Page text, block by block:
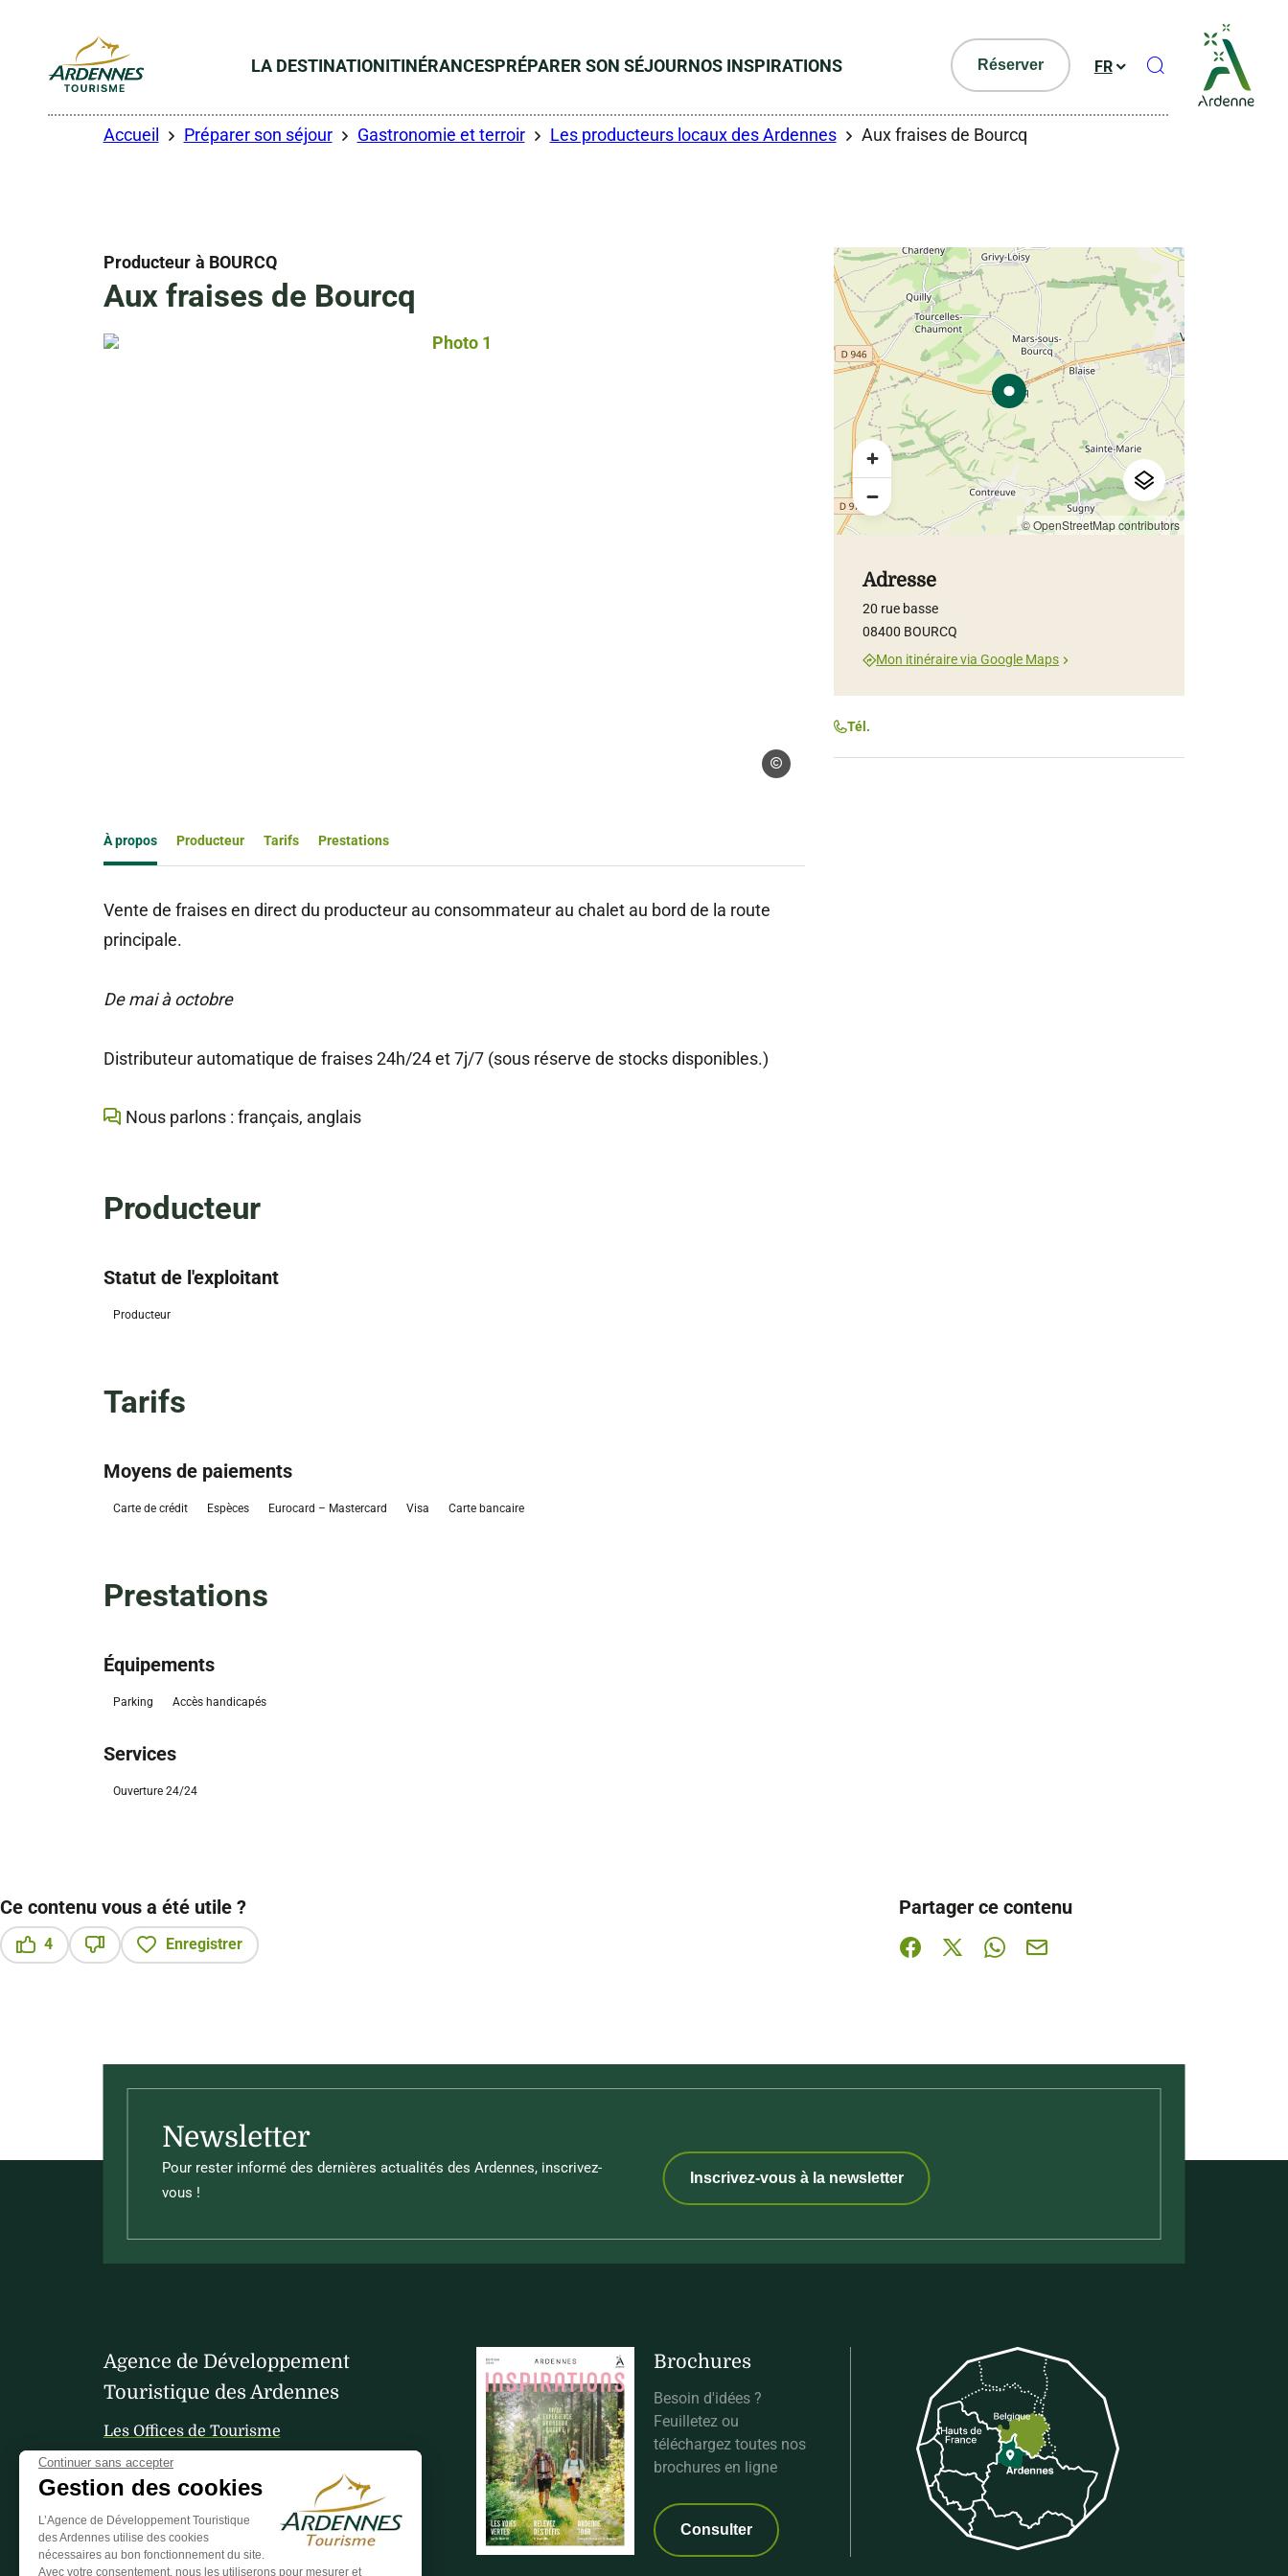
LA DESTINATIONITINÉRANCESPRÉPARER SON SÉJOURNOS INSPIRATIONS Réserver FR Ouvrir le
Accueil Préparer son séjour Gastronomie et terroir Les producteurs locaux des Ardennes Aux fraises de Bourcq
Producteur à BOURCQ
Aux fraises de Bourcq
Photo 1, © Droits gérés
Droits gérés
À propos Producteur Tarifs Prestations
Vente de fraises en direct du producteur au consommateur au chalet au bord de la route
principale.
De mai à octobre
Distributeur automatique de fraises 24h/24 et 7j/7 (sous réserve de stocks disponibles.)
Nous parlons : français, anglais
Producteur
Statut de l'exploitant
Producteur
Tarifs
Moyens de paiements
Carte de crédit Espèces Eurocard – Mastercard Visa Carte bancaire
Prestations
Équipements
Parking Accès handicapés
Services
Ouverture 24/24
© OpenStreetMap contributors
Adresse
20 rue basse
08400 BOURCQ
Mon itinéraire via Google Maps
Tél.
Ce contenu vous a été utile ?
4 Enregistrer
Partager ce contenu
Partager sur Facebook (nouvelle fenêtre)
Partager sur X / Twitter (nouvelle fenêtre)
Partager sur WhatsApp
Partager par mail
Newsletter
Pour rester informé des dernières actualités des Ardennes, inscrivez-
vous !
Inscrivez-vous à la newsletter
Agence de Développement
Touristique des Ardennes
Les Offices de Tourisme
Votre avis nous interesse
Brochures
Besoin d'idées ?
Feuilletez ou
téléchargez toutes nos
brochures en ligne
Consulter
Continuer sans accepter
Gestion des cookies
L’Agence de Développement Touristique
des Ardennes utilise des cookies
nécessaires au bon fonctionnement du site.
Avec votre consentement, nous les utiliserons pour mesurer et